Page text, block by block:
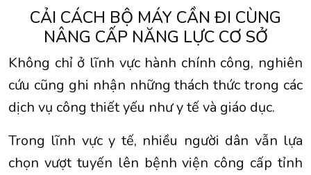
CẢI CÁCH BỘ MÁY CẦN ĐI CÙNG
NÂNG CẤP NĂNG LỰC CƠ SỞ
Không chỉ ở lĩnh vực hành chính công, nghiên
cứu cũng ghi nhận những thách thức trong các
dịch vụ công thiết yếu như y tế và giáo dục.
Trong lĩnh vực y tế, nhiều người dân vẫn lựa
chọn vượt tuyến lên bệnh viện công cấp tỉnh